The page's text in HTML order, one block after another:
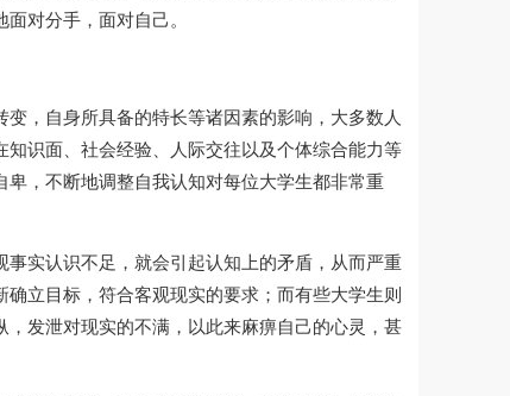
对分手，面对自己。
，自身所具备的特长等诸因素的影响，大多数人
识面、社会经验、人际交往以及个体综合能力等
，不断地调整自我认知对每位大学生都非常重
实认识不足，就会引起认知上的矛盾，从而严重
立目标，符合客观现实的要求；而有些大学生则
发泄对现实的不满，以此来麻痹自己的心灵，甚